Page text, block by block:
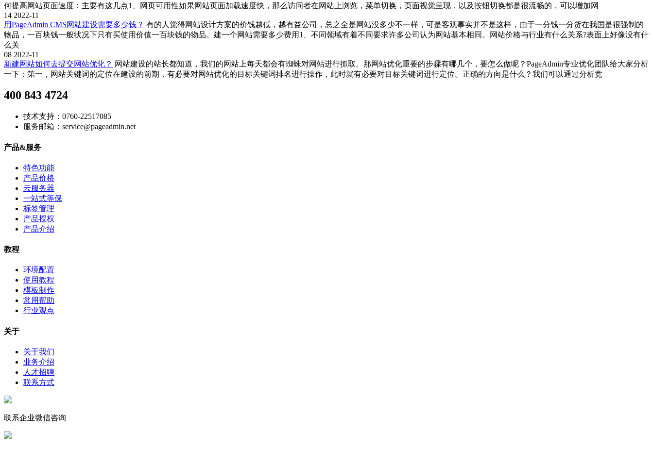
何提高网站页面速度：主要有这几点1、网页可用性如果网站页面加载速度快，那么访问者在网站上浏览，菜单切换，页面视觉呈现，以及按钮切换都是很流畅的，可以增加网
14 2022-11
用PageAdmin CMS网站建设需要多少钱？ 有的人觉得网站设计方案的价钱越低，越有益公司，总之全是网站没多少不一样，可是客观事实并不是这样，由于一分钱一分货在我国是很强制的
物品，一百块钱一般状况下只有买使用价值一百块钱的物品。建一个网站需要多少费用1、不同领域有着不同要求许多公司认为网站基本相同。网站价格与行业有什么关系?表面上好像没有什
么关
08 2022-11
新建网站如何去提交网站优化？ 网站建设的站长都知道，我们的网站上每天都会有蜘蛛对网站进行抓取。那网站优化重要的步骤有哪几个，要怎么做呢？PageAdmin专业优化团队给大家分析
一下：第一，网站关键词的定位在建设的前期，有必要对网站优化的目标关键词排名进行操作，此时就有必要对目标关键词进行定位。正确的方向是什么？我们可以通过分析竞
400 843 4724
技术支持：0760-22517085
服务邮箱：service@pageadmin.net
产品&服务
特色功能
产品价格
云服务器
一站式等保
标签管理
产品授权
产品介绍
教程
环境配置
使用教程
模板制作
常用帮助
行业观点
关于
关于我们
业务介绍
人才招聘
联系方式
联系企业微信咨询